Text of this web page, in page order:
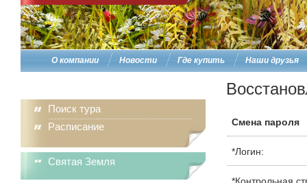
О компании Новости Где купить Наши друзья
Поиск тура
Расписание
Святая Земля
Смена пароля
*Логин: